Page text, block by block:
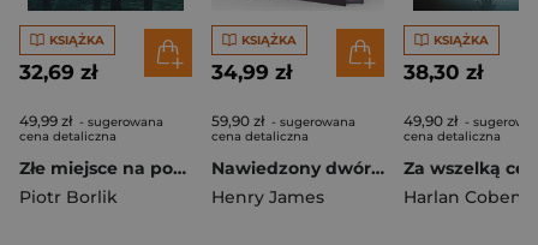
KSIĄŻKA
32,69 zł
49,99 zł - sugerowana
cena detaliczna
Złe miejsce na powrót
Piotr Borlik
KSIĄŻKA
34,99 zł
59,90 zł - sugerowana
cena detaliczna
Nawiedzony dwór w Bly (ilustrowane brzegi). Klasyka Grozy
Henry James
KSIĄŻKA
38,30 zł
49,90 zł -
cena detaliczna
Harlan Coben